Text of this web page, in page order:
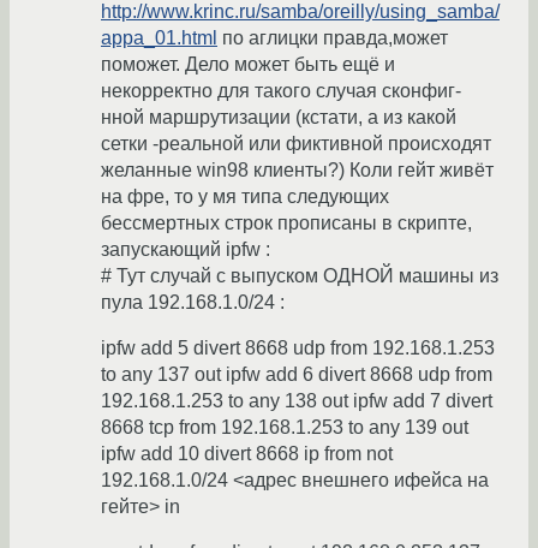
http://www.krinc.ru/samba/oreilly/using_samba/
appa_01.html по аглицки правда,может
поможет. Дело может быть ещё и
некорректно для такого случая сконфиг-
нной маршрутизации (кстати, а из какой
сетки -реальной или фиктивной происходят
желанные win98 клиенты?) Коли гейт живёт
на фре, то у мя типа следующих
бессмертных строк прописаны в скрипте,
запускающий ipfw :
# Тут случай с выпуском ОДНОЙ машины из
пула 192.168.1.0/24 :
ipfw add 5 divert 8668 udp from 192.168.1.253
to any 137 out ipfw add 6 divert 8668 udp from
192.168.1.253 to any 138 out ipfw add 7 divert
8668 tcp from 192.168.1.253 to any 139 out
ipfw add 10 divert 8668 ip from not
192.168.1.0/24 <адрес внешнего ифейса на
гейте> in